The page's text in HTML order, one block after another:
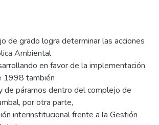
de grado logra determinar las acciones
Ambiental
en favor de la implementación
1998 también
de páramos dentro del complejo de
por otra parte,
interinstitucional frente a la Gestión